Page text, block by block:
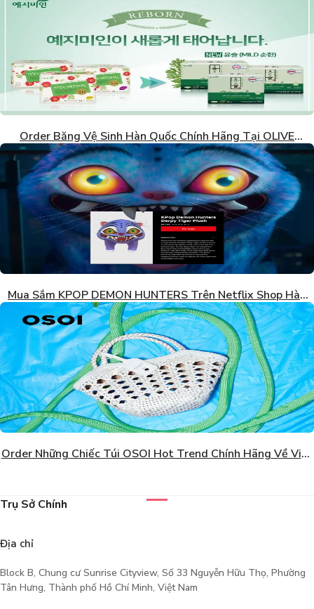
Order Băng Vệ Sinh Hàn Quốc Chính Hãng Tại OLIVE
YOUNG
Mua Sắm KPOP DEMON HUNTERS Trên Netflix Shop Hàn
Quốc
Order Những Chiếc Túi OSOI Hot Trend Chính Hãng Về Việt
Trụ Sở Chính
Địa chỉ
Block B, Chung cư Sunrise Cityview, Số 33 Nguyễn Hữu Thọ, Phường
Tân Hưng, Thành phố Hồ Chí Minh, Việt Nam